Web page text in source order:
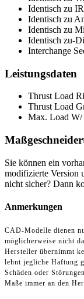
Identisch zu
Identisch zu
Identisch zu
Identisch zu-
Interchange
Leistungsdaten
Thrust Load
Thrust Load
Max. Load
Sie können ein
modifizierte Version
nicht sicher? Dann
Anmerkungen
CAD-Modelle dienen
möglicherweise nicht
Hersteller übernimmt
lehnt jegliche Haftung
Schäden oder
Maße immer an den